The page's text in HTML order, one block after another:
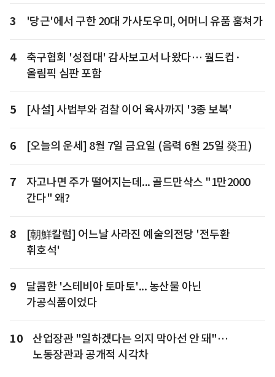
3 '당근'에서 구한 20대 가사도우미, 어머니 유품 훔쳐가
4
축구협회 '성접대' 감사보고서 나왔다… 월드컵·
올림픽 심판 포함
5 [사설] 사법부와 검찰 이어 육사까지 '3종 보복'
6 [오늘의 운세] 8월 7일 금요일 (음력 6월 25일 癸丑)
7
자고나면 주가 떨어지는데... 골드만삭스 "1만2000
간다" 왜?
8
[朝鮮칼럼] 어느날 사라진 예술의전당 '전두환
휘호석'
9
달콤한 '스테비아 토마토'... 농산물 아닌
가공식품이었다
10
산업장관 "일하겠다는 의지 막아선 안 돼"…
노동장관과 공개적 시각차